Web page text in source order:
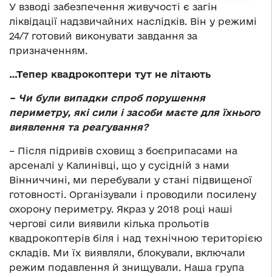
У взводі забезпечення живучості є загін
ліквідації надзвичайних наслідків. Він у режимі
24/7 готовий виконувати завдання за
призначенням.
…Тепер квадрокоптери тут не літають
– Чи були випадки спроб порушення
периметру, які сили і засоби маєте для їхнього
виявлення та реагування?
– Після підривів сховищ з боєприпасами на
арсеналі у Калинівці, що у сусідній з нами
Вінниччині, ми перебували у стані підвищеної
готовності. Організували і проводили посилену
охорону периметру. Якраз у 2018 році наші
чергові сили виявили кілька прольотів
квадрокоптерів біля і над технічною територією
складів. Ми їх виявляли, блокували, включали
режим подавлення й знищували. Наша група